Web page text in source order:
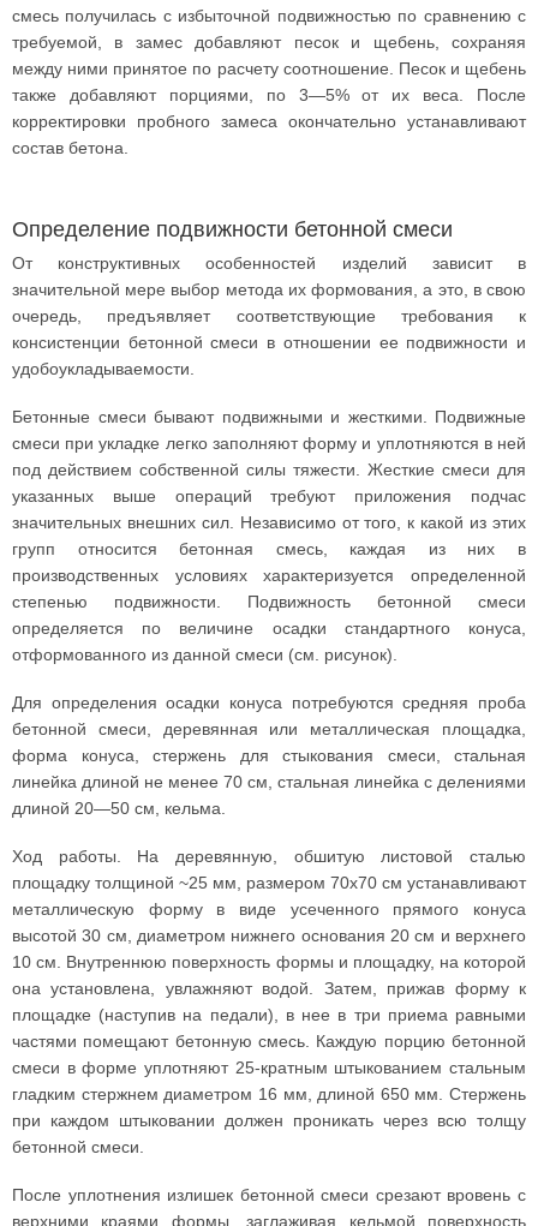
смесь получилась с избыточной подвижностью по сравнению с
требуемой, в замес добавляют песок и щебень, сохраняя
между ними принятое по расчету соотношение. Песок и щебень
также добавляют порциями, по 3—5% от их веса. После
корректировки пробного замеса окончательно устанавливают
состав бетона.
Определение подвижности бетонной смеси
От конструктивных особенностей изделий зависит в
значительной мере выбор метода их формования, а это, в свою
очередь, предъявляет соответствующие требования к
консистенции бетонной смеси в отношении ее подвижности и
удобоукладываемости.
Бетонные смеси бывают подвижными и жесткими. Подвижные
смеси при укладке легко заполняют форму и уплотняются в ней
под действием собственной силы тяжести. Жесткие смеси для
указанных выше операций требуют приложения подчас
значительных внешних сил. Независимо от того, к какой из этих
групп относится бетонная смесь, каждая из них в
производственных условиях характеризуется определенной
степенью подвижности. Подвижность бетонной смеси
определяется по величине осадки стандартного конуса,
отформованного из данной смеси (см. рисунок).
Для определения осадки конуса потребуются средняя проба
бетонной смеси, деревянная или металлическая площадка,
форма конуса, стержень для стыкования смеси, стальная
линейка длиной не менее 70 см, стальная линейка с делениями
длиной 20—50 см, кельма.
Ход работы. На деревянную, обшитую листовой сталью
площадку толщиной ~25 мм, размером 70x70 см устанавливают
металлическую форму в виде усеченного прямого конуса
высотой 30 см, диаметром нижнего основания 20 см и верхнего
10 см. Внутреннюю поверхность формы и площадку, на которой
она установлена, увлажняют водой. Затем, прижав форму к
площадке (наступив на педали), в нее в три приема равными
частями помещают бетонную смесь. Каждую порцию бетонной
смеси в форме уплотняют 25-кратным штыкованием стальным
гладким стержнем диаметром 16 мм, длиной 650 мм. Стержень
при каждом штыковании должен проникать через всю толщу
бетонной смеси.
После уплотнения излишек бетонной смеси срезают вровень с
верхними краями формы, заглаживая кельмой поверхность